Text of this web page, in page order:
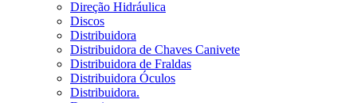
Direção Hidráulica
Discos
Distribuidora
Distribuidora de Chaves Canivete
Distribuidora de Fraldas
Distribuidora Óculos
Distribuidora.